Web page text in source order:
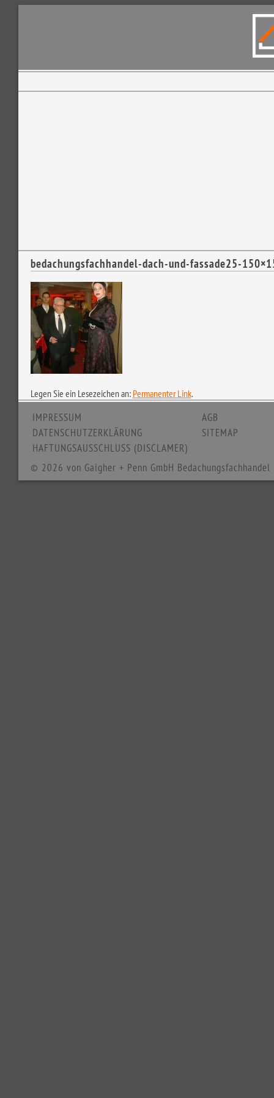
bedachungsfachhandel-dach-und-fassade25-
Legen Sie ein Lesezeichen an: Permanenter Link.
IMPRESSUM
DATENSCHUTZERKLÄRUNG
HAFTUNGSAUSSCHLUSS (DISCLAMER)
AGB
SITEMAP
© 2026 von Gaigher + Penn GmbH Bedachungsfachhandel